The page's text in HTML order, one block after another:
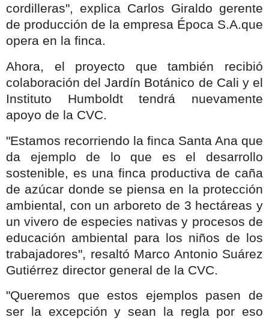
cordilleras", explica Carlos Giraldo gerente
de producción de la empresa Época S.A.que
opera en la finca.
Ahora, el proyecto que también recibió
colaboración del Jardín Botánico de Cali y el
Instituto Humboldt tendrá nuevamente
apoyo de la CVC.
"Estamos recorriendo la finca Santa Ana que
da ejemplo de lo que es el desarrollo
sostenible, es una finca productiva de caña
de azúcar donde se piensa en la protección
ambiental, con un arboreto de 3 hectáreas y
un vivero de especies nativas y procesos de
educación ambiental para los niños de los
trabajadores", resaltó Marco Antonio Suárez
Gutiérrez director general de la CVC.
"Queremos que estos ejemplos pasen de
ser la excepción y sean la regla por eso